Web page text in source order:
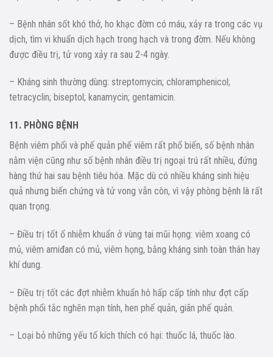
– Bệnh nhân sốt khó thở, ho khạc đờm có máu, xảy ra trong các vụ
dịch, tìm vi khuẩn dịch hạch trong hạch và trong đờm. Nếu không
được điều trị, tử vong xảy ra sau 2-4 ngày.
– Kháng sinh thường dùng: streptomycin; chloramphenicol;
tetracyclin; biseptol; kanamycin; gentamicin.
11. PHÒNG BỆNH
Bệnh viêm phổi và phế quản phế viêm rất phổ biến, số bệnh nhân
nằm viện cũng như số bệnh nhân điều trị ngoại trú rất nhiều, đứng
hàng thứ hai sau bệnh tiêu hóa. Mặc dù có nhiều kháng sinh hiệu
quả nhưng biến chứng và tử vong vẫn còn, vì vậy phòng bệnh là rất
quan trọng.
– Điều trị tốt ổ nhiễm khuẩn ở vùng tai mũi họng: viêm xoang có
mủ, viêm amiđan có mủ, viêm họng, bằng kháng sinh toàn thân hay
khí dung.
– Điều trị tốt các đợt nhiễm khuẩn hô hấp cấp tính như đợt cấp
bệnh phổi tắc nghẽn mạn tính, hen phế quản, giãn phế quản.
– Loại bỏ những yếu tố kích thích có hại: thuốc lá, thuốc lào.